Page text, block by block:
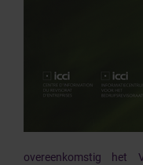
overeenkomstig het